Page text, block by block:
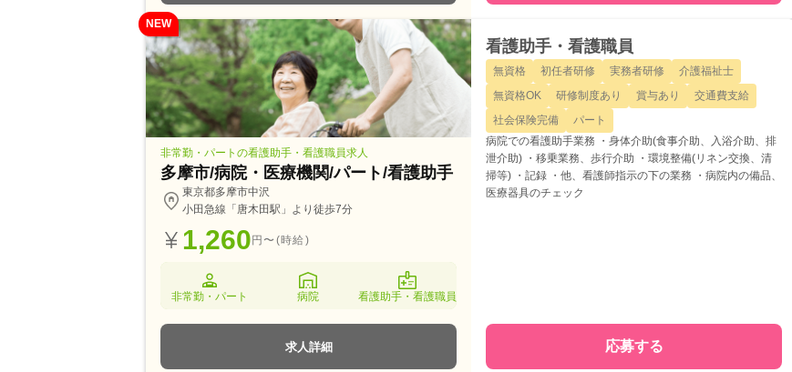
NEW
非常勤・パートの看護助手・看護職員求人
多摩市/病院・医療機関/パート/看護助手
東京都多摩市中沢
小田急線「唐木田駅」より徒歩7分
1,260円〜(時給)
非常勤・パート 病院 看護助手・看護職員
求人詳細
看護助手・看護職員
無資格 初任者研修 実務者研修
介護福祉士
無資格OK
研修制度あり 賞与あり
交通費支給
社会保険完備
パート
病院での看護助手業務 ・身体介助(食事介助、入浴介助、排
泄介助) ・移乗業務、歩行介助 ・環境整備(リネン交換、清
掃等) ・記録 ・他、看護師指示の下の業務 ・病院内の備品、
医療器具のチェック
応募する